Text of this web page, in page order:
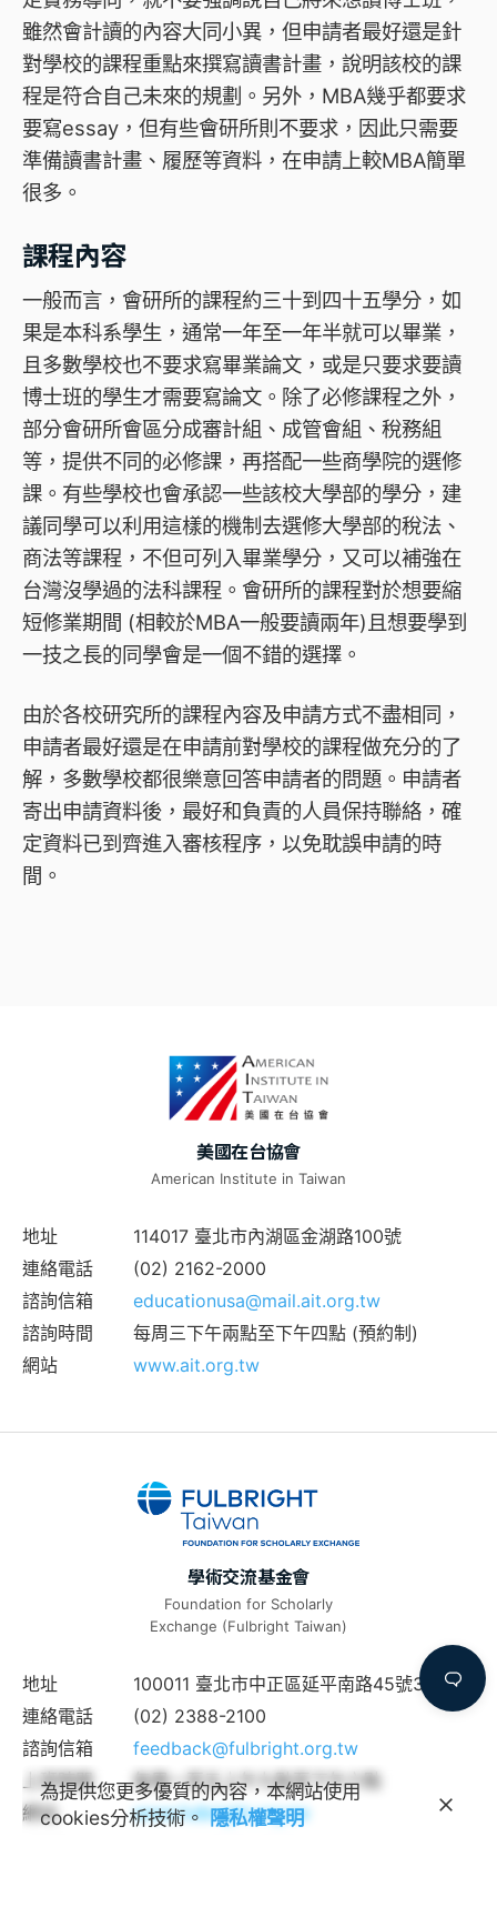
雖然會計讀的內容大同小異，但申請者最好還是針
對學校的課程重點來撰寫讀書計畫，說明該校的課
程是符合自己未來的規劃。另外，MBA幾乎都要求
要寫essay，但有些會研所則不要求，因此只需要
準備讀書計畫、履歷等資料，在申請上較MBA簡單
很多。
課程內容
一般而言，會研所的課程約三十到四十五學分，如
果是本科系學生，通常一年至一年半就可以畢業，
且多數學校也不要求寫畢業論文，或是只要求要讀
博士班的學生才需要寫論文。除了必修課程之外，
部分會研所會區分成審計組、成管會組、稅務組
等，提供不同的必修課，再搭配一些商學院的選修
課。有些學校也會承認一些該校大學部的學分，建
議同學可以利用這樣的機制去選修大學部的稅法、
商法等課程，不但可列入畢業學分，又可以補強在
台灣沒學過的法科課程。會研所的課程對於想要縮
短修業期間 (相較於MBA一般要讀兩年)且想要學到
一技之長的同學會是一個不錯的選擇。
由於各校研究所的課程內容及申請方式不盡相同，
申請者最好還是在申請前對學校的課程做充分的了
解，多數學校都很樂意回答申請者的問題。申請者
寄出申請資料後，最好和負責的人員保持聯絡，確
定資料已到齊進入審核程序，以免耽誤申請的時
間。
美國在台協會
American Institute in Taiwan
地址
114017 臺北市內湖區金湖路100號
連絡電話
(02) 2162-2000
諮詢信箱
educationusa@mail.ait.org.tw
諮詢時間
每周三下午兩點至下午四點 (預約制)
網站
www.ait.org.tw
學術交流基金會
Foundation for Scholarly
Exchange (Fulbright Taiwan)
地址
100011 臺北市中正區延平南路45號3樓
連絡電話
(02) 2388-2100
諮詢信箱
feedback@fulbright.org.tw
上班時間
每周一至五上午九點至下午六點
網站
www.fulbright.org.tw
為提供您更多優質的內容，本網站使用
cookies分析技術。隱私權聲明